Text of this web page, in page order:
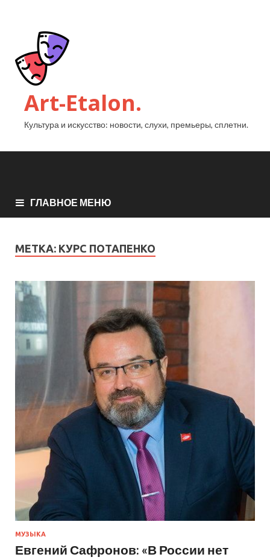
Art-Etalon.
Культура и искусство: новости, слухи, премьеры, сплетни.
ГЛАВНОЕ МЕНЮ
МЕТКА: КУРС ПОТАПЕНКО
МУЗЫКА
Евгений Сафронов: «В России нет